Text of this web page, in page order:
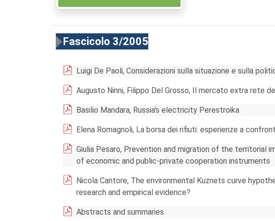
Fascicolo 3/2005
Luigi De Paoli, Considerazioni sulla situazione e sulla
Augusto Ninni, Filippo Del Grosso, Il mercato extra rete
Basilio Mandara, Russia's electricity Perestroika
Elena Romagnoli, La borsa dei rifiuti: esperienze a
Giulia Pesaro, Prevention and migration of the territorial
of economic and public-private cooperation instruments
Nicola Cantore, The environmental Kuznets curve
research and empirical evidence?
Abstracts and summaries